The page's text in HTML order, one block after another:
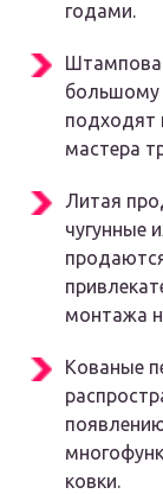
годами.
большому
подходят
мастера
Литая
чугунные
монтажа
Кованые
ковки.